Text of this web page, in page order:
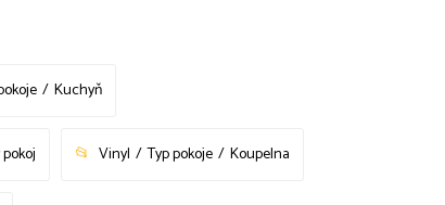
Kuchyň
Vinyl Typ pokoje Koupelna